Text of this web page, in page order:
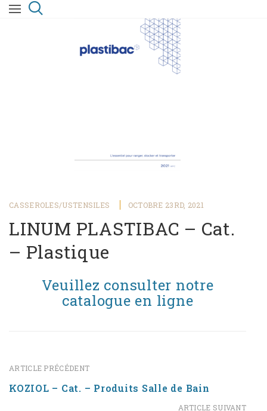
CASSEROLES/USTENSILES OCTOBRE 23RD, 2021
LINUM PLASTIBAC – Cat.
– Plastique
Veuillez consulter notre
catalogue en ligne
ARTICLE PRÉCÉDENT
KOZIOL – Cat. – Produits Salle de Bain
ARTICLE SUIVANT